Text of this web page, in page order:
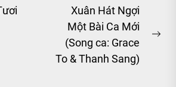
Xuân Hát Ngợi
Một Bài Ca Mới
(Song ca: Grace
To & Thanh Sang)